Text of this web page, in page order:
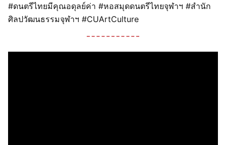
#ดนตรีไทยมีคุณอดุลย์ค่า #หอสมุดดนตรีไทยจุฬาฯ #สำนัก
ศิลปวัฒนธรรมจุฬาฯ #CUArtCulture